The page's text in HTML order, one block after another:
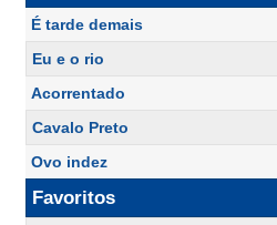
É tarde demais
Eu e o rio
Acorrentado
Cavalo Preto
Ovo indez
Favoritos